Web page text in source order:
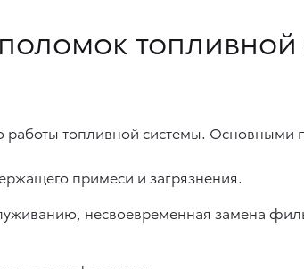
топливной
топливной системы. Основными
примеси и загрязнения.
несвоевременная замена